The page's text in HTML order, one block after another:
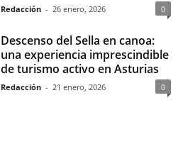
Redacción - 26 enero, 2026 0
Descenso del Sella en canoa:
una experiencia imprescindible
de turismo activo en Asturias
Redacción - 21 enero, 2026 0